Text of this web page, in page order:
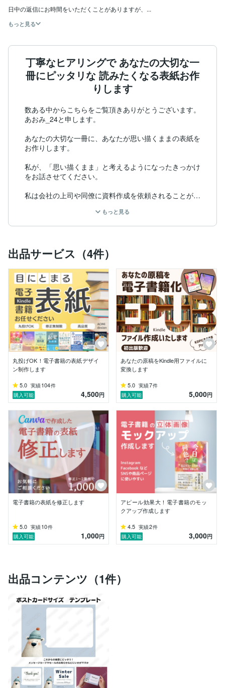
日中の返信にお時間をいただくことがありますが、...
もっと見る
丁寧なヒアリングで あなたの大切な一
冊にピッタリな 読みたくなる表紙お作
りします
数ある中からこちらをご覧頂きありがとうございます。
あおみ_24と申します。
あなたの大切な一冊に、あなたが思い描くままの表紙を
お作りします。
私が、「思い描くまま」と考えるようになったきっかけ
をお話させてください。
私は会社の上司や同僚に資料作成を依頼されることが多
いない事を知りました。
その原因は「一番に表現したいこと」「本当に相手が求
(相手の)思いや考えが反映されていないものは意味がな
い！
そう考えた私は、依頼内容から感じた自分のイメージや
アイディアを数パターン用意し、好みを聞きながら本当
に求めていることを引きだしていきました。
その結果、イメージや感覚といったあいまいなこともス
ムーズに共有し、「相手が思い描いているもの」を表現
できるようになりました。
きっかけとなった資料は5年以上たった今でも活用され
ています。
ぼんやりとしたもの、ざっくりとしたイメージでも大丈
夫！
あなたの＜思い＞をデザインで形にいたします。
遠慮はいりません。
こだわりやご要望をたくさんお聞かせください。
最後までお読みいただき、ありがとうございます。
あなたのご依頼を心よりお待ちしております。
もっと見る
出品サービス（4件）
丸投げOK！電子書籍の表紙デザイ
ン制作します
5.0 実績104件
購入可能
4,500円
あなたの原稿をKindle用ファイルに
変換します
5.0 実績7件
購入可能
5,000円
電子書籍の表紙を修正します
5.0 実績10件
購入可能
1,000円
アピール効果大！電子書籍のモッ
クアップ作成します
4.5 実績2件
購入可能
3,000円
出品コンテンツ（1件）